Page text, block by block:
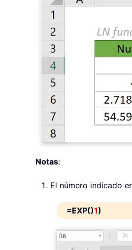
Notas:
El número indicado
=EXP()1)